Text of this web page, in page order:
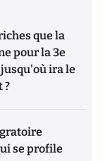
que la
pour la 3e
ira le
?
se profile